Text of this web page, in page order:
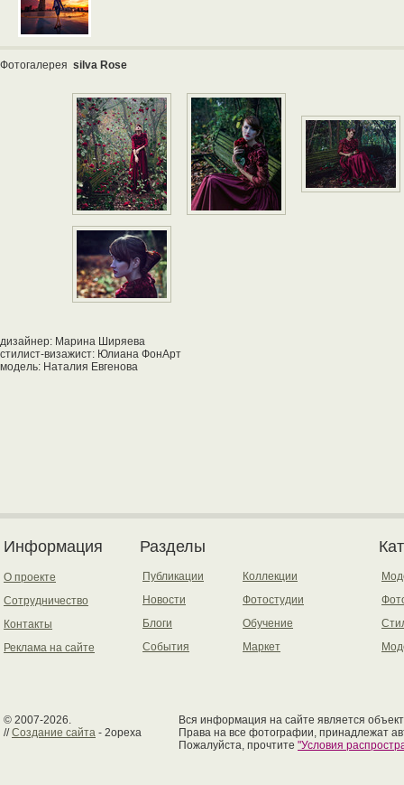
Фотогалерея silva Rose
дизайнер: Марина Ширяева
стилист-визажист: Юлиана ФонАрт
модель: Наталия Евгенова
Информация
О проекте
Сотрудничество
Контакты
Реклама на сайте
Разделы
Публикации
Новости
Блоги
События
Коллекции
Фотостудии
Обучение
Маркет
© 2007-2026.
//Создание сайта - 2opexa
Вся информация на сайте является
Права на все фотографии, принадлежат
Пожалуйста, прочтите "Условия